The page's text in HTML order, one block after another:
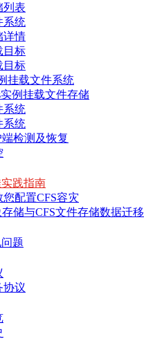
列表
系统
详情
目标
目标
挂载文件系统
实例挂载文件存储
系统
系统
检测及恢复
践指南
配置CFS容灾
存储与CFS文件存储数据迁移
题
协议